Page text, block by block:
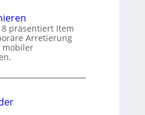
präsentiert Item
Arretierung
mobiler